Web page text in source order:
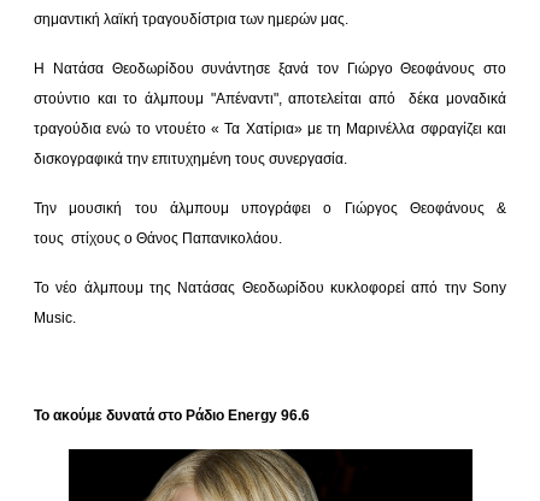
σημαντική λαϊκή τραγουδίστρια των ημερών μας.
Η Νατάσα Θεοδωρίδου συνάντησε ξανά τον Γιώργο Θεοφάνους στο
στούντιο και το άλμπουμ "Απέναντι", αποτελείται από δέκα μοναδικά
τραγούδια ενώ το ντουέτο « Τα Χατίρια» με τη Μαρινέλλα σφραγίζει και
δισκογραφικά την επιτυχημένη τους συνεργασία.
Την μουσική του άλμπουμ υπογράφει ο Γιώργος Θεοφάνους &
τους στίχους ο Θάνος Παπανικολάου.
Το νέο άλμπουμ της Νατάσας Θεοδωρίδου κυκλοφορεί από την Sony
Music
Το ακούμε δυνατά στο Ράδιο Energy 96.6